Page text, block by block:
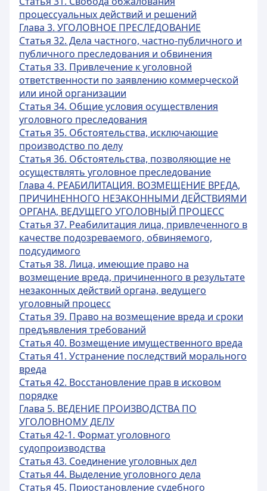
процессуальных действий и решений
Глава 3. УГОЛОВНОЕ ПРЕСЛЕДОВАНИЕ
Статья 32. Дела частного, частно-публичного и
публичного преследования и обвинения
Статья 33. Привлечение к уголовной
ответственности по заявлению коммерческой
или иной организации
Статья 34. Общие условия осуществления
уголовного преследования
Статья 35. Обстоятельства, исключающие
производство по делу
Статья 36. Обстоятельства, позволяющие не
осуществлять уголовное преследование
Глава 4. РЕАБИЛИТАЦИЯ. ВОЗМЕЩЕНИЕ ВРЕДА,
ПРИЧИНЕННОГО НЕЗАКОННЫМИ ДЕЙСТВИЯМИ
ОРГАНА, ВЕДУЩЕГО УГОЛОВНЫЙ ПРОЦЕСС
Статья 37. Реабилитация лица, привлеченного в
качестве подозреваемого, обвиняемого,
подсудимого
Статья 38. Лица, имеющие право на
возмещение вреда, причиненного в результате
незаконных действий органа, ведущего
уголовный процесс
Статья 39. Право на возмещение вреда и сроки
предъявления требований
Статья 40. Возмещение имущественного вреда
Статья 41. Устранение последствий морального
вреда
Статья 42. Восстановление прав в исковом
порядке
Глава 5. ВЕДЕНИЕ ПРОИЗВОДСТВА ПО
УГОЛОВНОМУ ДЕЛУ
Статья 42-1. Формат уголовного
судопроизводства
Статья 43. Соединение уголовных дел
Статья 44. Выделение уголовного дела
Статья 45. Приостановление судебного